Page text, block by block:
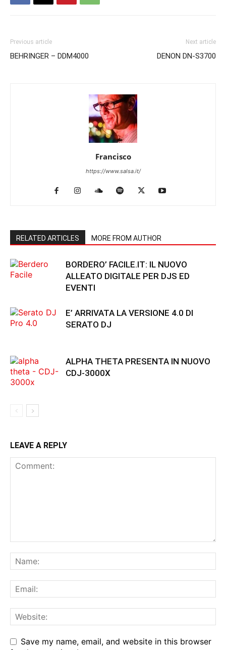
Previous article
BEHRINGER – DDM4000
Next article
DENON DN-S3700
Francisco
https://www.salsa.it/
RELATED ARTICLES MORE FROM AUTHOR
BORDERO’ FACILE.IT: IL NUOVO
ALLEATO DIGITALE PER DJS ED
EVENTI
E’ ARRIVATA LA VERSIONE 4.0 DI
SERATO DJ
ALPHA THETA PRESENTA IN NUOVO
CDJ-3000X
LEAVE A REPLY
Save my name, email, and website in this browser